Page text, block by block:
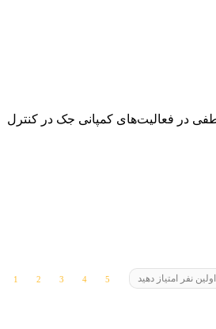
در فعالیت‌های کمپانی جک در کنترل
اولین نفر امتیاز دهید